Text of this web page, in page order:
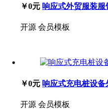
￥0元 响应式外贸服装
开源 会员模板
￥0元 响应式充电桩设
开源 会员模板